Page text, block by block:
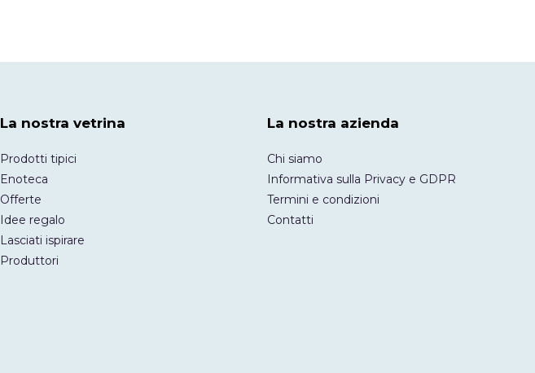
La nostra vetrina
Prodotti tipici
Enoteca
Offerte
Idee regalo
Lasciati ispirare
Produttori
La nostra azienda
Chi siamo
Informativa sulla Privacy e GDPR
Termini e condizioni
Contatti